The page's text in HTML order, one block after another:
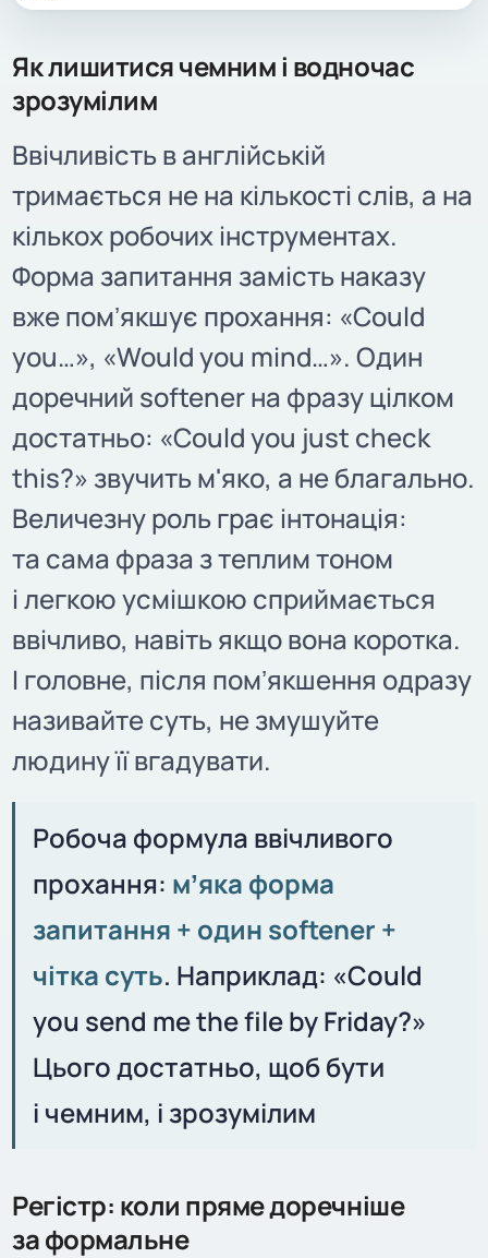
Як лишитися чемним і водночас
зрозумілим
Ввічливість в англійській
тримається не на кількості слів, а на
кількох робочих інструментах.
Форма запитання замість наказу
вже помʼякшує прохання: «Could
you…», «Would you mind…». Один
доречний softener на фразу цілком
достатньо: «Could you just check
this?» звучить м'яко, а не благально.
Величезну роль грає інтонація:
та сама фраза з теплим тоном
і легкою усмішкою сприймається
ввічливо, навіть якщо вона коротка.
І головне, після помʼякшення одразу
називайте суть, не змушуйте
людину її вгадувати.
Робоча формула ввічливого
прохання: мʼяка форма
запитання + один softener +
чітка суть. Наприклад: «Could
you send me the file by Friday?»
Цього достатньо, щоб бути
і чемним, і зрозумілим
Регістр: коли пряме доречніше
за формальне